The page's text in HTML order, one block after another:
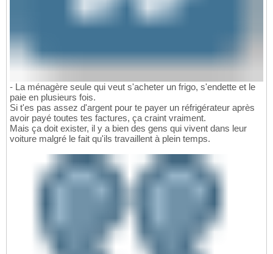
- La ménagère seule qui veut s'acheter un frigo, s'endette et le
paie en plusieurs fois.
Si t'es pas assez d'argent pour te payer un réfrigérateur après
avoir payé toutes tes factures, ça craint vraiment.
Mais ça doit exister, il y a bien des gens qui vivent dans leur
voiture malgré le fait qu'ils travaillent à plein temps.